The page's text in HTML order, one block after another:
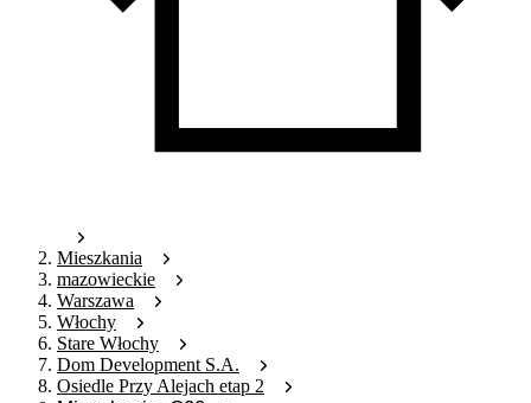
Mieszkania
mazowieckie
Warszawa
Włochy
Stare Włochy
Dom Development S.A.
Osiedle Przy Alejach etap 2